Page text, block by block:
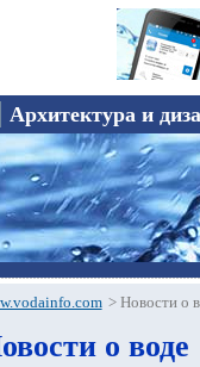
Архитектура и
> Новости о
о воде